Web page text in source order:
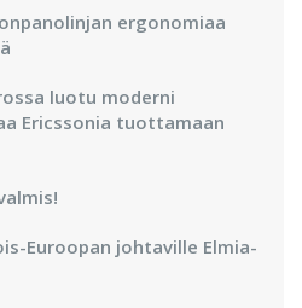
ergonomiaa
luotu moderni
Ericssonia tuottamaan
Euroopan johtaville Elmia-